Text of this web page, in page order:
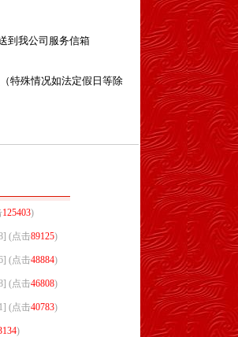
到我公司服务信箱
特殊情况如法定假日等除
125403)
(点击89125)
(点击48884)
(点击46808)
(点击40783)
)